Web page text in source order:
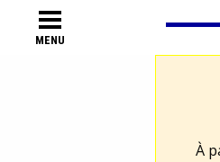
MENU
À